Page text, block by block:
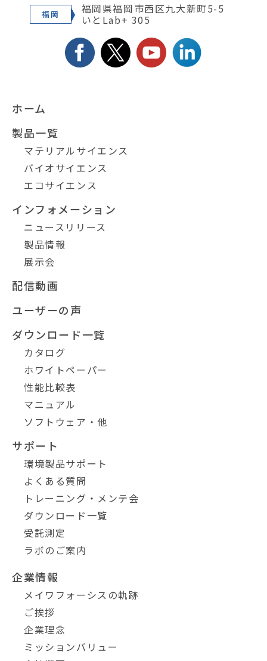
福岡 福岡県福岡市西区九大新町5-5
いとLab+ 305
ホーム
製品一覧
マテリアルサイエンス
バイオサイエンス
エコサイエンス
インフォメーション
ニュースリリース
製品情報
展示会
配信動画
ユーザーの声
ダウンロード一覧
カタログ
ホワイトペーパー
性能比較表
マニュアル
ソフトウェア・他
サポート
環境製品サポート
よくある質問
トレーニング・メンテ会
ダウンロード一覧
受託測定
ラボのご案内
企業情報
メイワフォーシスの軌跡
ご挨拶
企業理念
ミッションバリュー